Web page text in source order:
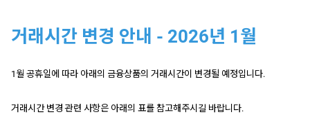
거래시간 변경 안내 - 2026년 1월
1월 공휴일에 따라 아래의 금융상품의 거래시간이 변경될 예정입니다.
거래시간 변경 관련 사항은 아래의 표를 참고해주시길 바랍니다.